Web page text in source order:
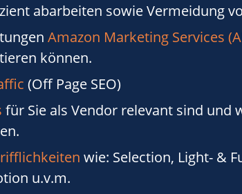
abarbeiten sowie Vermeidung
Amazon Marketing Services
können.
(Off Page SEO)
für Sie als Vendor relevant sind und
wie: Selection, Light- &
u.v.m.